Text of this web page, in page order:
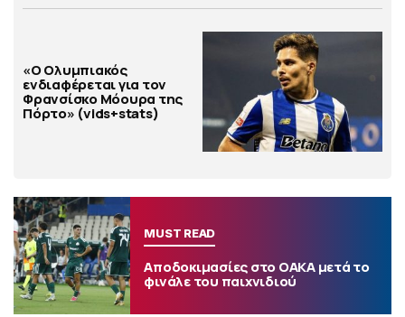
«Ο Ολυμπιακός
ενδιαφέρεται για τον
Φρανσίσκο Μόουρα της
Πόρτο» (vids+stats)
MUST READ
Αποδοκιμασίες στο ΟΑΚΑ μετά το
φινάλε του παιχνιδιού